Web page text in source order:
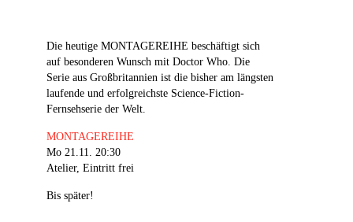
Die heutige MONTAGEREIHE beschäftigt sich
auf besonderen Wunsch mit Doctor Who. Die
Serie aus Großbritannien ist die bisher am längsten
laufende und erfolgreichste Science-Fiction-
Fernsehserie der Welt.
MONTAGEREIHE
Mo 21.11. 20:30
Atelier, Eintritt frei
Bis später!